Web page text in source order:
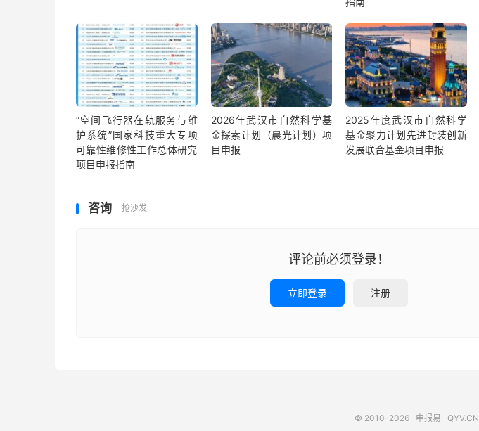
“空间飞行器在轨服务与维
护系统”国家科技重大专项
可靠性维修性工作总体研究
项目申报指南
2026年武汉市自然科学基
金探索计划（晨光计划）项
目申报
2025年度武汉市自然科学
基金聚力计划先进封装创新
发展联合基金项目申报
咨询 抢沙发
评论前必须登录！
立即登录 注册
© 2010-2026 申报易 QYV.CN